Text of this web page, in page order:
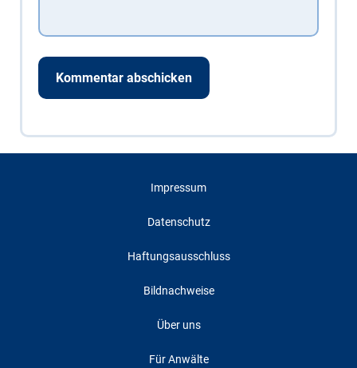
Impressum
Datenschutz
Haftungsausschluss
Bildnachweise
Über uns
Für Anwälte